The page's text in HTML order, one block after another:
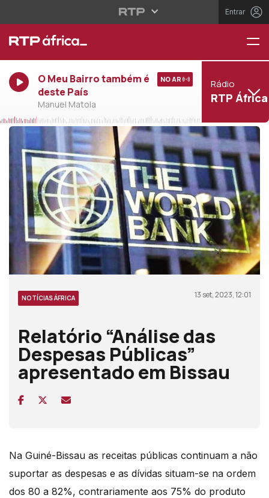
Entrar
O Meu Bairro também é
deste País
Manuel Matola
NO AR Rádio
RTP África
NOTÍCIAS ÁFRICA 13 set, 2023, 12:01
Relatório “Análise das
Despesas Públicas”
apresentado em Bissau
Na Guiné-Bissau as receitas públicas continuam a não
suportar as despesas e as dívidas situam-se na ordem
dos 80 a 82%, contrariamente aos 75% do produto